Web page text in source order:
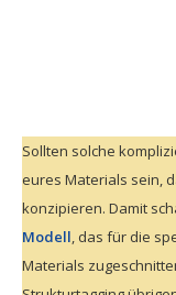
Sollten solche
eures Materials sein,
konzipieren. Damit
Modell, das für die
Materials